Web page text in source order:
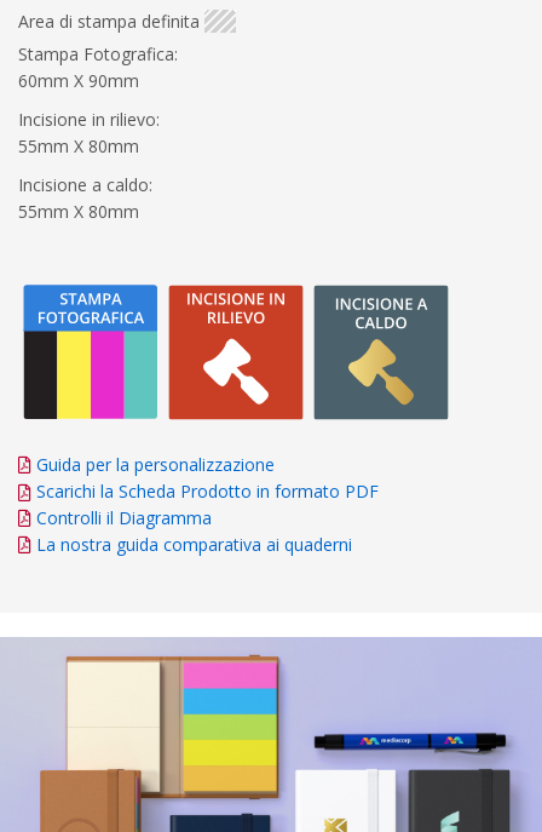
Area di stampa definita
Stampa Fotografica:
60mm X 90mm
Incisione in rilievo:
55mm X 80mm
Incisione a caldo:
55mm X 80mm
Guida per la personalizzazione
Scarichi la Scheda Prodotto in formato PDF
Controlli il Diagramma
La nostra guida comparativa ai quaderni